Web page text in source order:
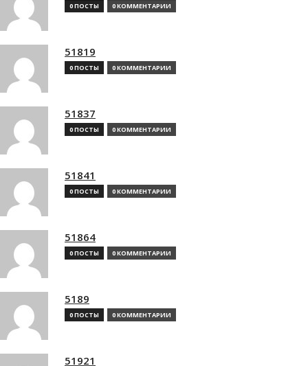
0 ПОСТЫ 0 КОММЕНТАРИИ
51819
0 ПОСТЫ 0 КОММЕНТАРИИ
51837
0 ПОСТЫ 0 КОММЕНТАРИИ
51841
0 ПОСТЫ 0 КОММЕНТАРИИ
51864
0 ПОСТЫ 0 КОММЕНТАРИИ
5189
0 ПОСТЫ 0 КОММЕНТАРИИ
51921